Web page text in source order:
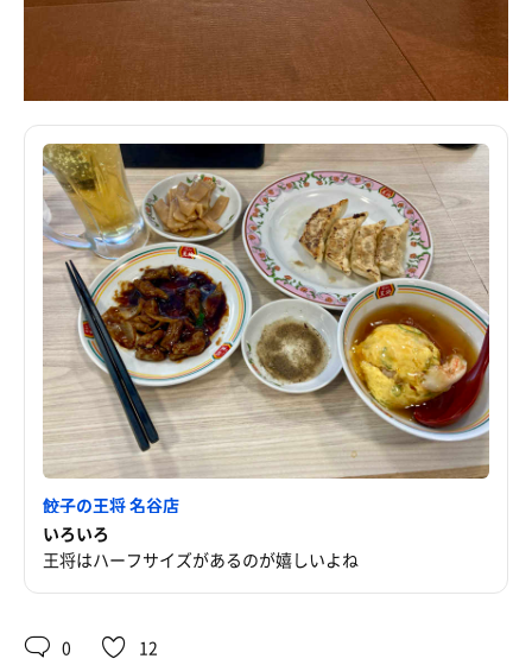
餃子の王将 名谷店
いろいろ
王将はハーフサイズがあるのが嬉しいよね
0 12